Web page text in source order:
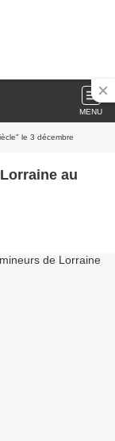
MENU
le 3 décembre
au